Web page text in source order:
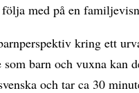
med på en
kring ett
som barn och vuxna kan
och tar ca 30